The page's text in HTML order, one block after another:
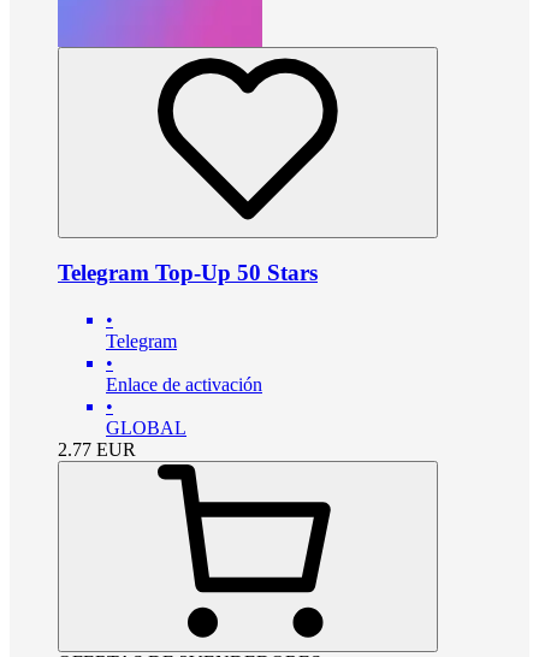
Telegram Top-Up 50 Stars
•
Telegram
•
Enlace de activación
•
GLOBAL
2.77 EUR